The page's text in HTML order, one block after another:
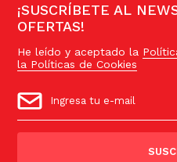
¡SUSCRÍBETE AL
OFERTAS!
He leído y aceptado la
la Políticas de Cookies